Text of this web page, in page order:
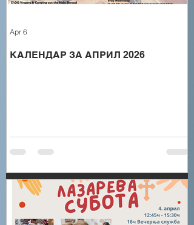
КАЛЕНДАР ЗА АПРИЛ 2026
Apr 6